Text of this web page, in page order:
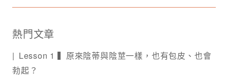
熱門文章
Lesson 1 ▍原來陰蒂與陰莖一樣，也有包皮、也會
勃起？